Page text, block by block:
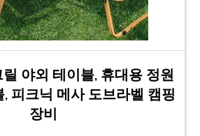
야외 테이블, 휴대용 정원
, 피크닉 메사 도브라벨 캠핑
장비